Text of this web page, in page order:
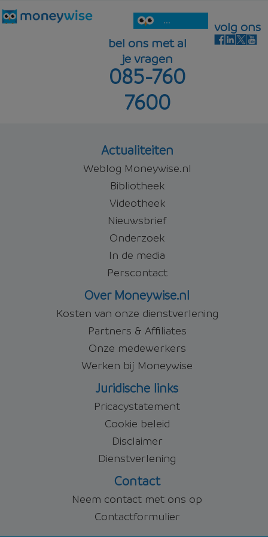
...
bel ons met al
je vragen
085-760
7600
volg ons
Actualiteiten
Weblog Moneywise.nl
Bibliotheek
Videotheek
Nieuwsbrief
Onderzoek
In de media
Perscontact
Over Moneywise.nl
Kosten van onze dienstverlening
Partners & Affiliates
Onze medewerkers
Werken bij Moneywise
Juridische links
Pricacystatement
Cookie beleid
Disclaimer
Dienstverlening
Contact
Neem contact met ons op
Contactformulier